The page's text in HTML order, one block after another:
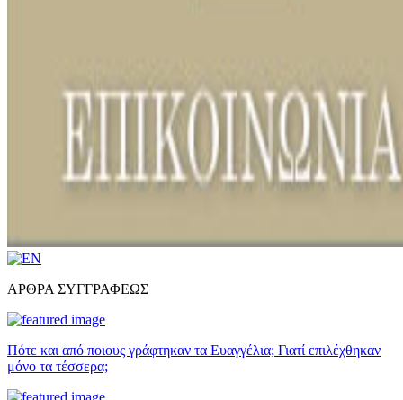
ΑΡΘΡΑ ΣΥΓΓΡΑΦΕΩΣ
Πότε και από ποιους γράφτηκαν τα Ευαγγέλια; Γιατί επιλέχθηκαν
μόνο τα τέσσερα;